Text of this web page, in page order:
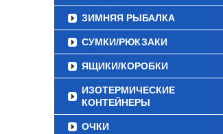
ЗИМНЯЯ РЫБАЛКА
СУМКИ/РЮКЗАКИ
ЯЩИКИ/КОРОБКИ
ИЗОТЕРМИЧЕСКИЕ
КОНТЕЙНЕРЫ
ОЧКИ